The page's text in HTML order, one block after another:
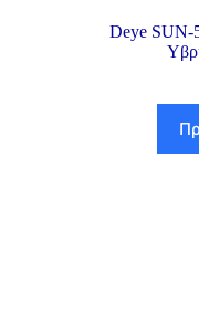
Deye SUN-